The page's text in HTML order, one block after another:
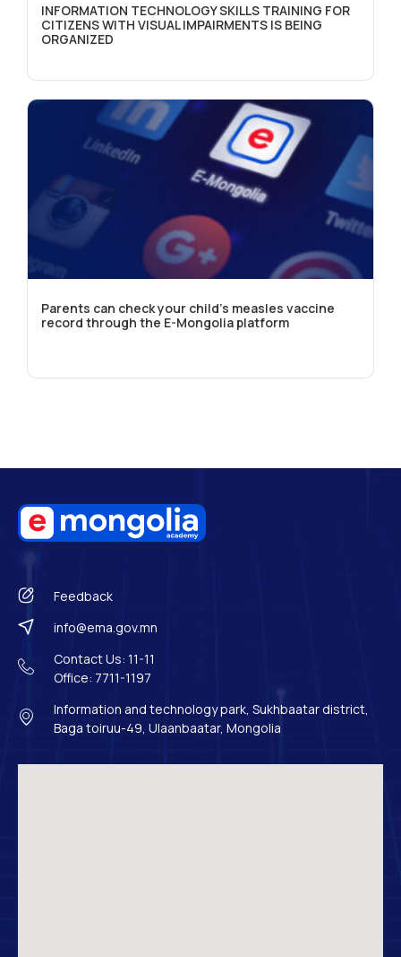
INFORMATION TECHNOLOGY SKILLS TRAINING FOR
CITIZENS WITH VISUAL IMPAIRMENTS IS BEING
ORGANIZED
Parents can check your child's measles vaccine
record through the E-Mongolia platform
Feedback
info@ema.gov.mn
Contact Us: 11-11
Office: 7711-1197
Information and technology park, Sukhbaatar district,
Baga toiruu-49, Ulaanbaatar, Mongolia